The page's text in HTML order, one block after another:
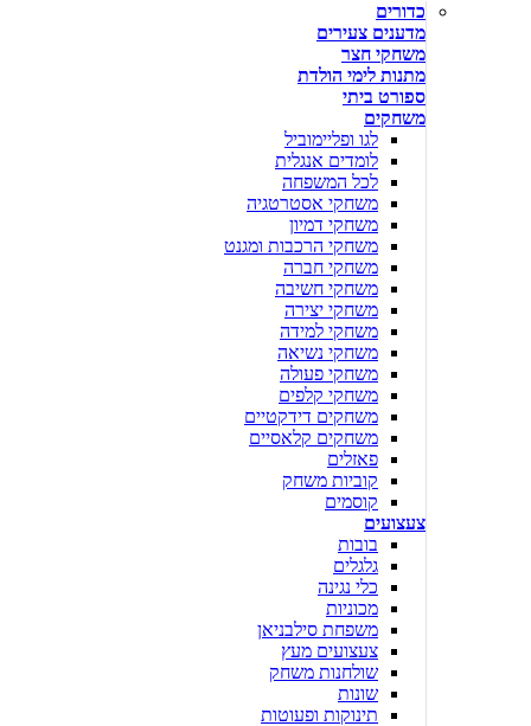
כדורים
מדענים צעירים
משחקי חצר
מתנות לימי הולדת
ספורט ביתי
משחקים
לגו ופליימוביל
לומדים אנגלית
לכל המשפחה
משחקי אסטרטגיה
משחקי דמיון
משחקי הרכבות ומגנט
משחקי חברה
משחקי חשיבה
משחקי יצירה
משחקי למידה
משחקי נשיאה
משחקי פעולה
משחקי קלפים
משחקים דידקטיים
משחקים קלאסיים
פאזלים
קוביות משחק
קוסמים
צעצועים
בובות
גלגלים
כלי נגינה
מכוניות
משפחת סילבניאן
צעצועים מעץ
שולחנות משחק
שונות
תינוקות ופעוטות